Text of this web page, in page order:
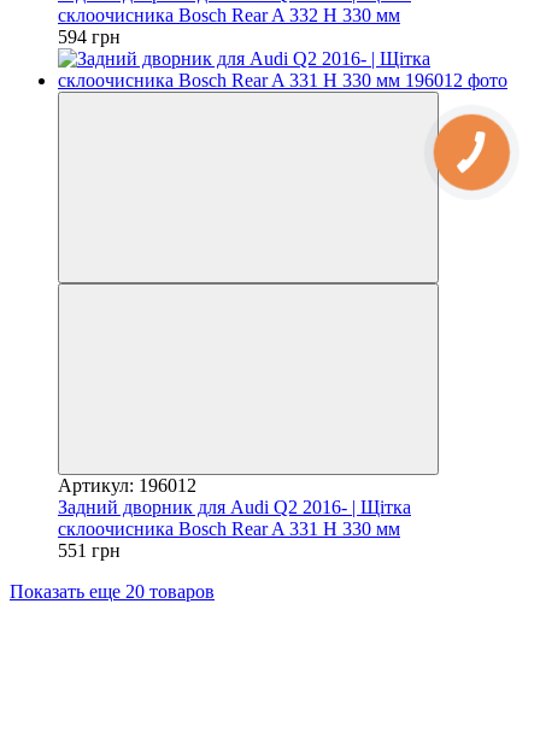
склоочисника Bosch Rear A 332 H 330 мм
594 грн
Артикул: 196012
Задний дворник для Audi Q2 2016- | Щітка
склоочисника Bosch Rear A 331 H 330 мм
551 грн
Показать еще 20 товаров